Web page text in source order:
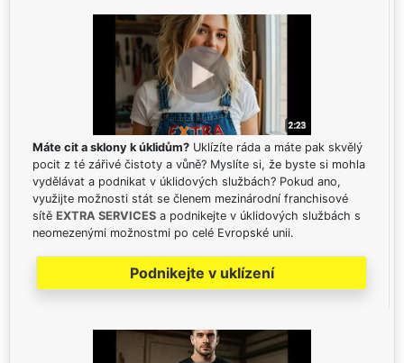
Máte cit a sklony k úklidům? Uklízíte ráda a máte pak skvělý
pocit z té zářivé čistoty a vůně? Myslíte si, že byste si mohla
vydělávat a podnikat v úklidových službách? Pokud ano,
využijte možnosti stát se členem mezinárodní franchisové
sítě EXTRA SERVICES a podnikejte v úklidových službách s
neomezenými možnostmi po celé Evropské unii.
Podnikejte v uklízení